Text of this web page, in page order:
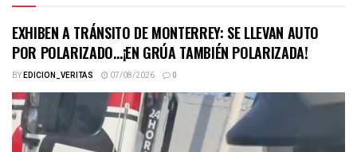
EXHIBEN A TRÁNSITO DE MONTERREY: SE LLEVAN AUTO
POR POLARIZADO…¡EN GRÚA TAMBIÉN POLARIZADA!
BYEDICION_VERITAS 07/08/2026 0